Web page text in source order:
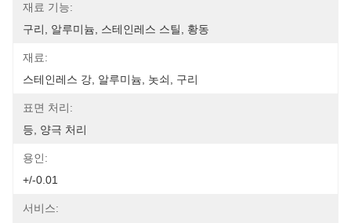
재료 기능:
구리, 알루미늄, 스테인레스 스틸, 황동
재료:
스테인레스 강, 알루미늄, 놋쇠, 구리
표면 처리:
등, 양극 처리
용인:
+/-0.01
서비스: